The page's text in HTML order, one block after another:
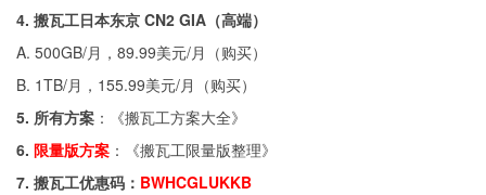
4. 搬瓦工日本东京 CN2 GIA（高端）
A. 500GB/月，89.99美元/月（购买）
B. 1TB/月，155.99美元/月（购买）
5. 所有方案 ：《搬瓦工方案大全》
6. 限量版方案 ：《搬瓦工限量版整理》
7. 搬瓦工优惠码： BWHCGLUKKB